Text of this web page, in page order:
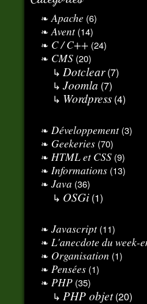
Apache (6)
Avent (14)
C / C++ (24)
CMS (20)
Dotclear(7)
Joomla (7)
Wordpress (4)
Développement (3)
Geekeries (70)
HTML et CSS (9)
Informations (13)
Java (36)
OSGi(1)
Javascript (11)
L'anecdote du week-
Organisation (1)
Pensées (1)
PHP (35)
PHP objet(20)